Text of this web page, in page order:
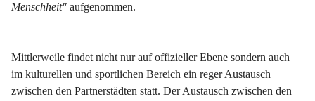
Menschheit" aufgenommen.
Mittlerweile findet nicht nur auf offizieller Ebene sondern auch
im kulturellen und sportlichen Bereich ein reger Austausch
zwischen den Partnerstädten statt. Der Austausch zwischen den